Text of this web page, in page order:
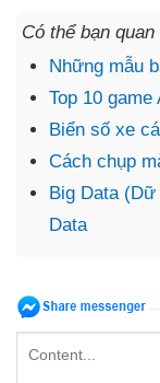
Có thể bạn quan
Những mẫu
Top 10 game
Biển số xe
Cách chụp
Big Data
Data